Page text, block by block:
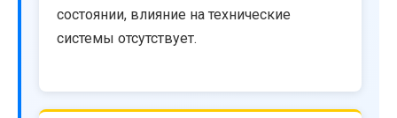
состоянии, влияние на технические
системы отсутствует.